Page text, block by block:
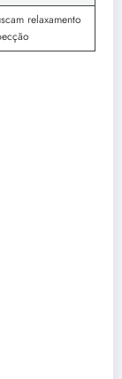
relaxamento